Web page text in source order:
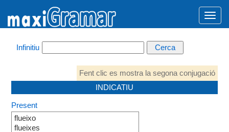
Infinitiu
Fent clic es mostra la segona conjugació
INDICATIU
Present
flueixo
flueixes